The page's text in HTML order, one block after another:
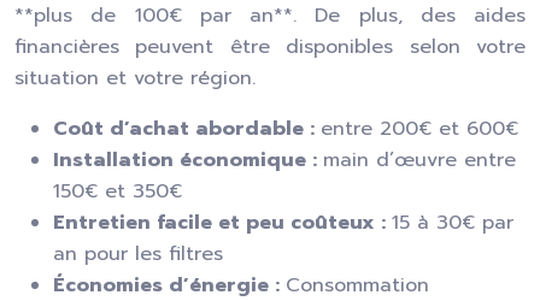
**plus de 100€ par an**. De plus, des aides
financières peuvent être disponibles selon votre
situation et votre région.
Coût d’achat abordable : entre 200€ et 600€
Installation économique : main d’œuvre entre
150€ et 350€
Entretien facile et peu coûteux : 15 à 30€ par
an pour les filtres
Économies d’énergie : Consommation